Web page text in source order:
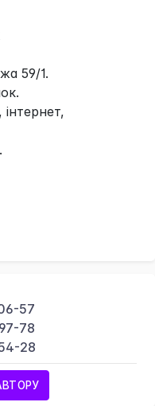
59/1.
57
78
28